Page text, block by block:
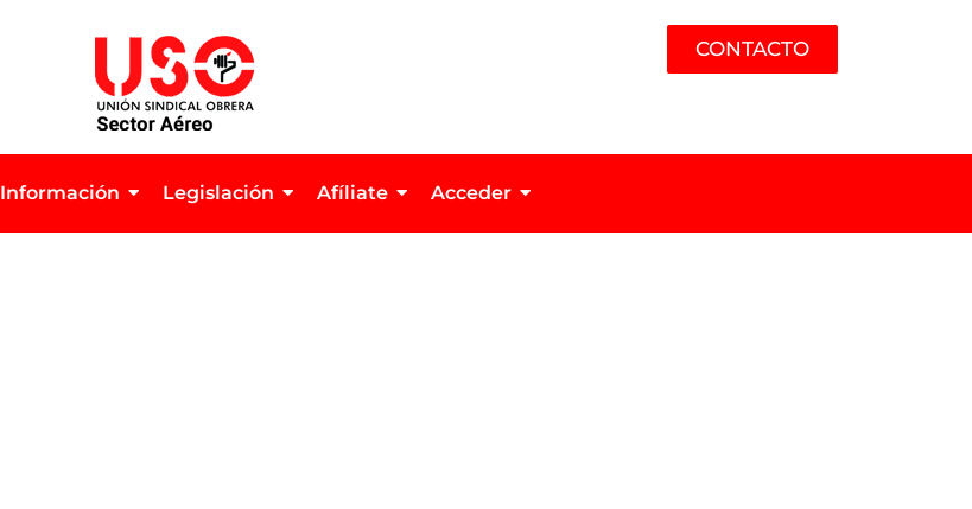
CONTACTO
Información Legislación Afíliate Acceder